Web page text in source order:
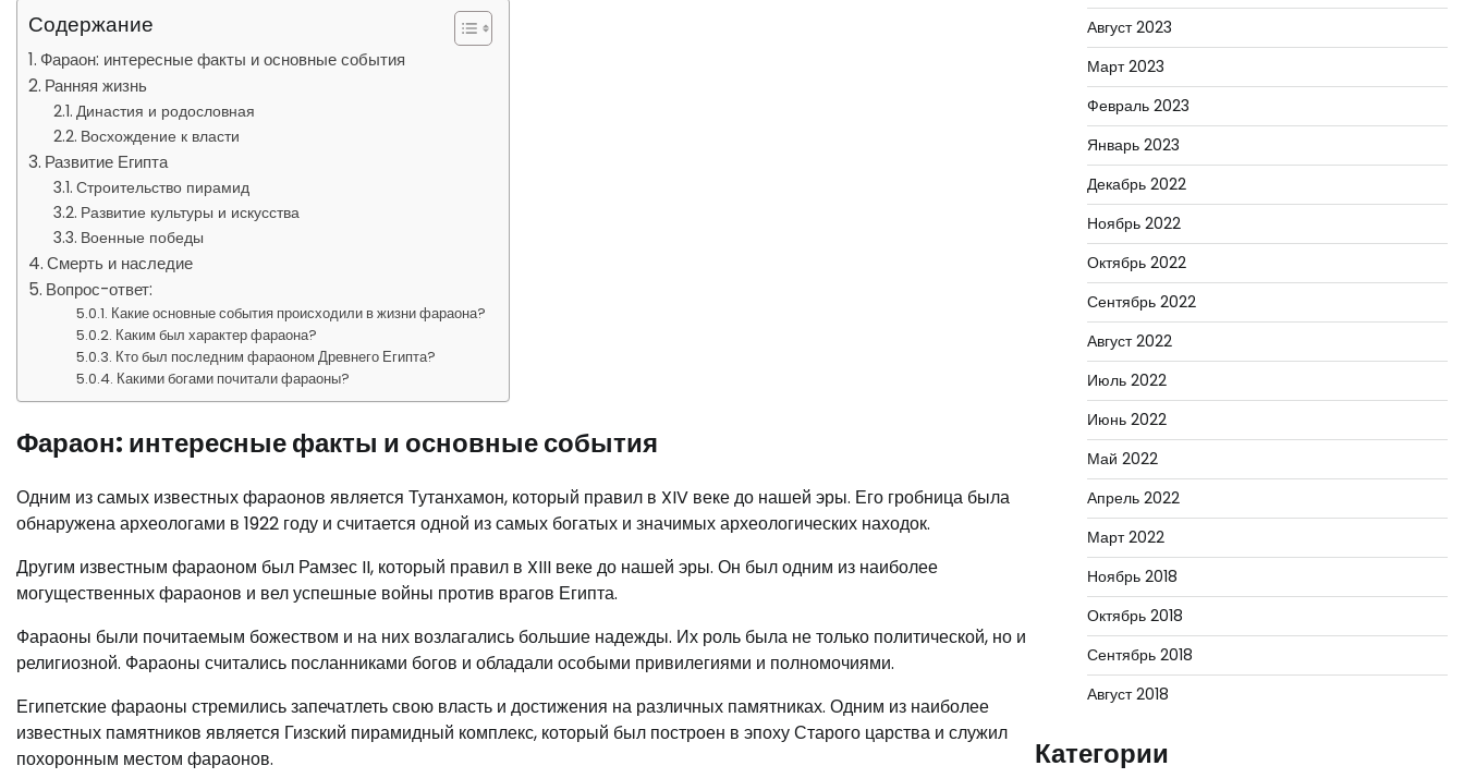
Содержание
Фараон: интересные факты и основные события
Ранняя жизнь
Династия и родословная
Восхождение к власти
Развитие Египта
Строительство пирамид
Развитие культуры и искусства
Военные победы
Смерть и наследие
Вопрос-ответ:
Какие основные события происходили в жизни фараона?
Каким был характер фараона?
Кто был последним фараоном Древнего Египта?
Какими богами почитали фараоны?
Фараон: интересные факты и основные события
Одним из самых известных фараонов является Тутанхамон, который правил в XIV веке до нашей эры. Его гробница была
обнаружена археологами в 1922 году и считается одной из самых богатых и значимых археологических находок.
Другим известным фараоном был Рамзес II, который правил в XIII веке до нашей эры. Он был одним из наиболее
могущественных фараонов и вел успешные войны против врагов Египта.
Фараоны были почитаемым божеством и на них возлагались большие надежды. Их роль была не только политической, но и
религиозной. Фараоны считались посланниками богов и обладали особыми привилегиями и полномочиями.
Египетские фараоны стремились запечатлеть свою власть и достижения на различных памятниках. Одним из наиболее
известных памятников является Гизский пирамидный комплекс, который был построен в эпоху Старого царства и служил
похоронным местом фараонов.
Август 2023
Март 2023
Февраль 2023
Январь 2023
Декабрь 2022
Ноябрь 2022
Октябрь 2022
Сентябрь 2022
Август 2022
Июль 2022
Июнь 2022
Май 2022
Апрель 2022
Март 2022
Ноябрь 2018
Октябрь 2018
Сентябрь 2018
Август 2018
Категории